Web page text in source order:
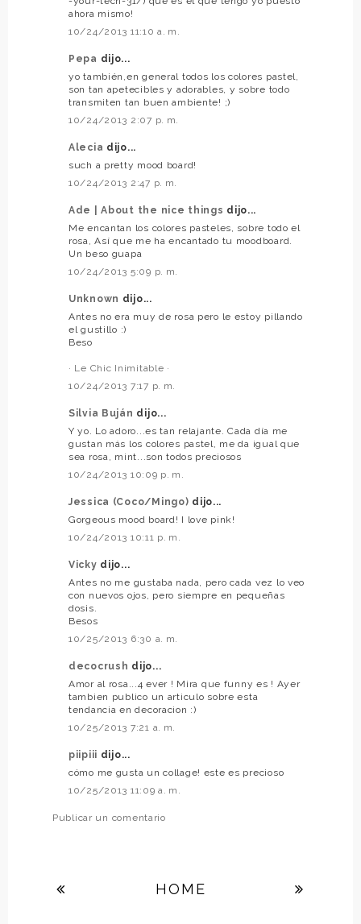
ahora mismo!
10/24/2013 11:10 a. m.
Pepa dijo...
yo también,en general todos los colores pastel,
son tan apetecibles y adorables, y sobre todo
transmiten tan buen ambiente! ;)
10/24/2013 2:07 p. m.
Alecia dijo...
such a pretty mood board!
10/24/2013 2:47 p. m.
Ade | About the nice things dijo...
Me encantan los colores pasteles, sobre todo el
rosa, Así que me ha encantado tu moodboard.
Un beso guapa
10/24/2013 5:09 p. m.
Unknown dijo...
Antes no era muy de rosa pero le estoy pillando
el gustillo :)
Beso
· Le Chic Inimitable ·
10/24/2013 7:17 p. m.
Silvia Buján dijo...
Y yo. Lo adoro...es tan relajante. Cada día me
gustan más los colores pastel, me da igual que
sea rosa, mint...son todos preciosos
10/24/2013 10:09 p. m.
Jessica (Coco/Mingo) dijo...
Gorgeous mood board! I love pink!
10/24/2013 10:11 p. m.
Vicky dijo...
Antes no me gustaba nada, pero cada vez lo veo
con nuevos ojos, pero siempre en pequeñas
dosis.
Besos
10/25/2013 6:30 a. m.
decocrush dijo...
Amor al rosa...4 ever ! Mira que funny es ! Ayer
tambien publico un articulo sobre esta
tendancia en decoracion :)
10/25/2013 7:21 a. m.
piipiii dijo...
cómo me gusta un collage! este es precioso
10/25/2013 11:09 a. m.
Publicar un comentario
HOME